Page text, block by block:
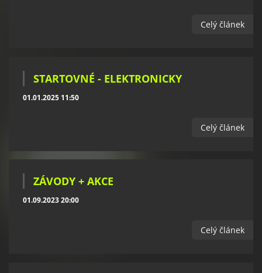
Celý článek
STARTOVNÉ - ELEKTRONICKY
01.01.2025 11:50
Celý článek
ZÁVODY + AKCE
01.09.2023 20:00
Celý článek